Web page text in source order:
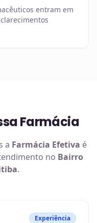
entram em
Farmácia
a Farmácia Efetiva é
no Bairro
.
Experiência